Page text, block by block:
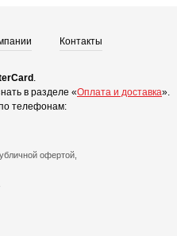
Контакты
.
в разделе «Оплата и доставка».
телефонам:
офертой,